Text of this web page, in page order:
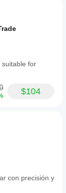
suitable for
$104
con precisión y